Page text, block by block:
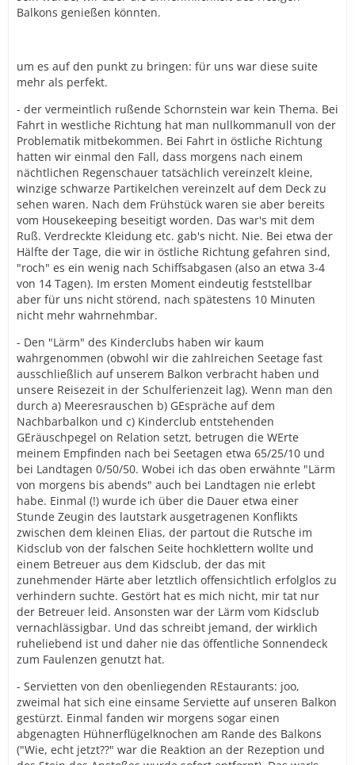
Balkons genießen könnten.
um es auf den punkt zu bringen: für uns war diese suite
mehr als perfekt.
- der vermeintlich rußende Schornstein war kein Thema. Bei
Fahrt in westliche Richtung hat man nullkommanull von der
Problematik mitbekommen. Bei Fahrt in östliche Richtung
hatten wir einmal den Fall, dass morgens nach einem
nächtlichen Regenschauer tatsächlich vereinzelt kleine,
winzige schwarze Partikelchen vereinzelt auf dem Deck zu
sehen waren. Nach dem Frühstück waren sie aber bereits
vom Housekeeping beseitigt worden. Das war's mit dem
Ruß. Verdreckte Kleidung etc. gab's nicht. Nie. Bei etwa der
Hälfte der Tage, die wir in östliche Richtung gefahren sind,
"roch" es ein wenig nach Schiffsabgasen (also an etwa 3-4
von 14 Tagen). Im ersten Moment eindeutig feststellbar
aber für uns nicht störend, nach spätestens 10 Minuten
nicht mehr wahrnehmbar.
- Den "Lärm" des Kinderclubs haben wir kaum
wahrgenommen (obwohl wir die zahlreichen Seetage fast
ausschließlich auf unserem Balkon verbracht haben und
unsere Reisezeit in der Schulferienzeit lag). Wenn man den
durch a) Meeresrauschen b) GEspräche auf dem
Nachbarbalkon und c) Kinderclub entstehenden
GEräuschpegel on Relation setzt, betrugen die WErte
meinem Empfinden nach bei Seetagen etwa 65/25/10 und
bei Landtagen 0/50/50. Wobei ich das oben erwähnte "Lärm
von morgens bis abends" auch bei Landtagen nie erlebt
habe. Einmal (!) wurde ich über die Dauer etwa einer
Stunde Zeugin des lautstark ausgetragenen Konflikts
zwischen dem kleinen Elias, der partout die Rutsche im
Kidsclub von der falschen Seite hochklettern wollte und
einem Betreuer aus dem Kidsclub, der das mit
zunehmender Härte aber letztlich offensichtlich erfolglos zu
verhindern suchte. Gestört hat es mich nicht, mir tat nur
der Betreuer leid. Ansonsten war der Lärm vom Kidsclub
vernachlässigbar. Und das schreibt jemand, der wirklich
ruheliebend ist und daher nie das öffentliche Sonnendeck
zum Faulenzen genutzt hat.
- Servietten von den obenliegenden REstaurants: joo,
zweimal hat sich eine einsame Serviette auf unseren Balkon
gestürzt. Einmal fanden wir morgens sogar einen
abgenagten Hühnerflügelknochen am Rande des Balkons
("Wie, echt jetzt??" war die Reaktion an der Rezeption und